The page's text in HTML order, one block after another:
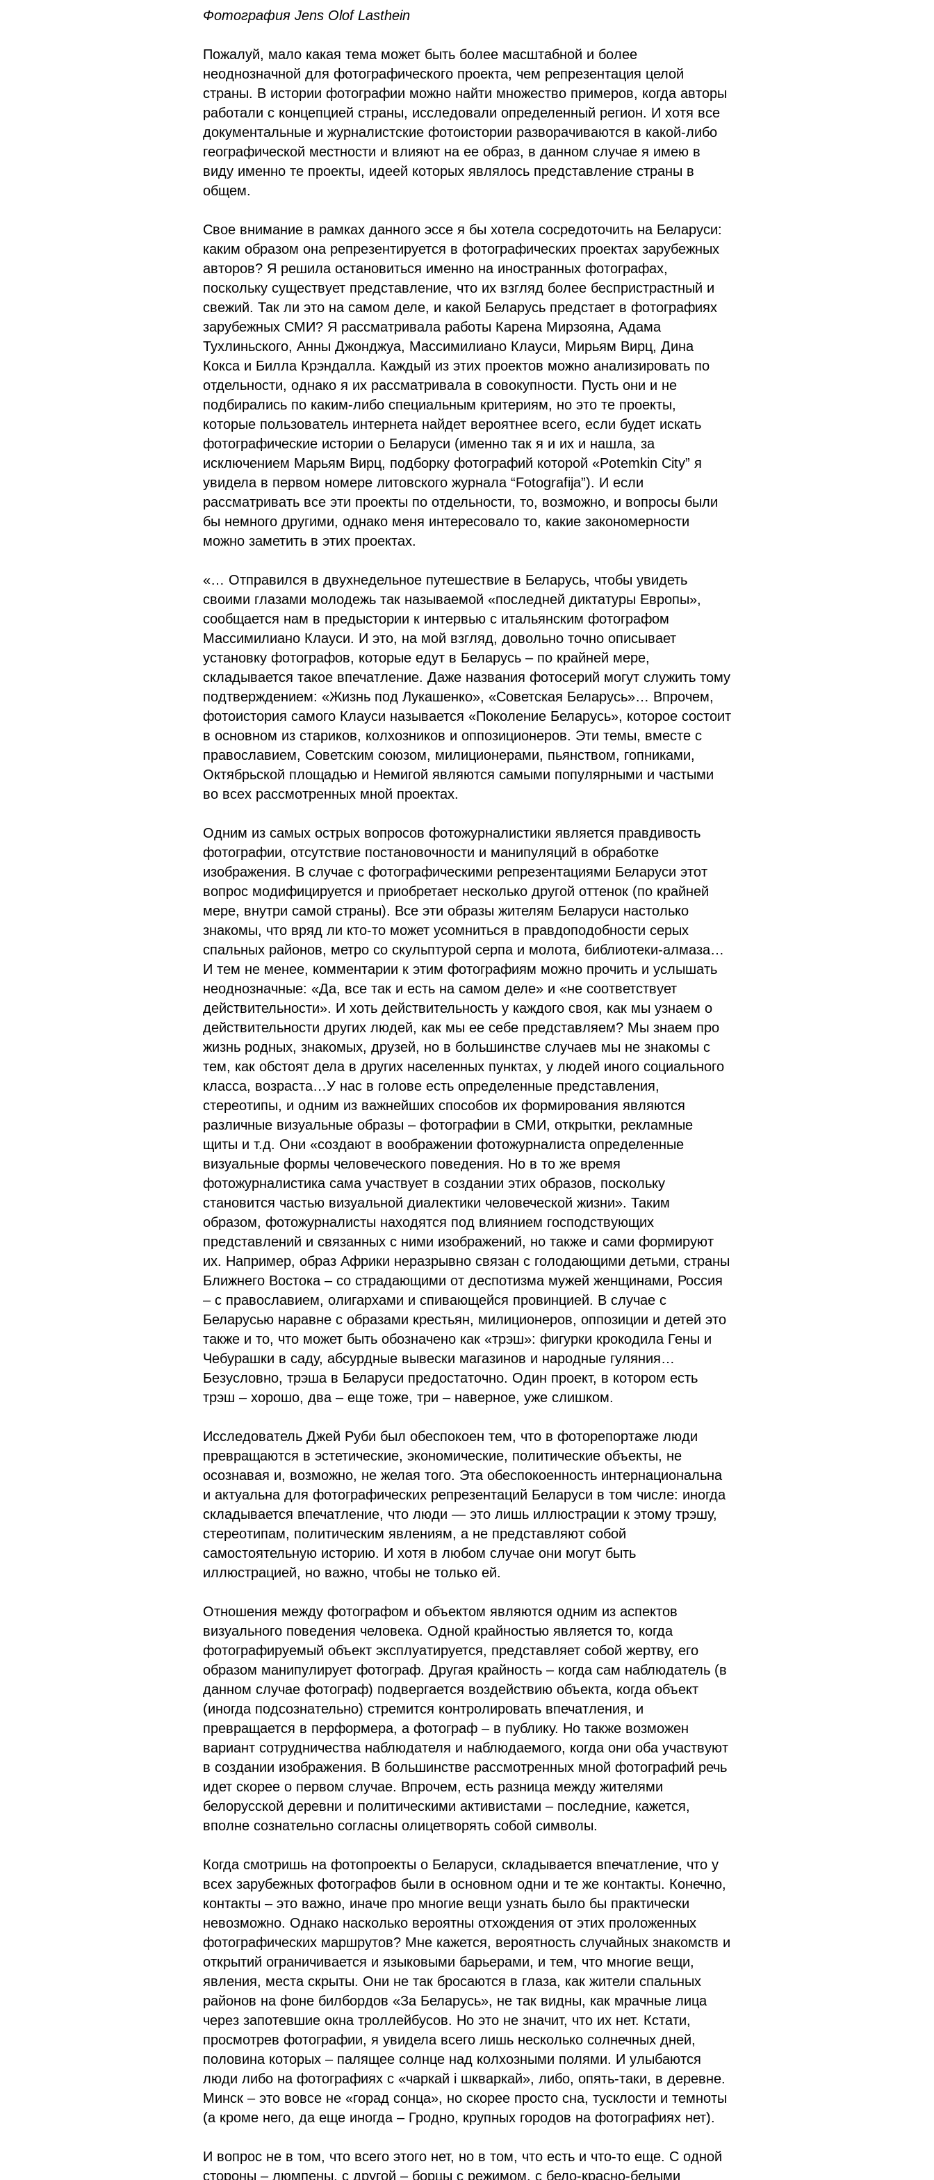
Фотография Jens Olof Lasthein
Пожалуй, мало какая тема может быть более масштабной и более
неоднозначной для фотографического проекта, чем репрезентация целой
страны. В истории фотографии можно найти множество примеров, когда авторы
работали с концепцией страны, исследовали определенный регион. И хотя все
документальные и журналистские фотоистории разворачиваются в какой-либо
географической местности и влияют на ее образ, в данном случае я имею в
виду именно те проекты, идеей которых являлось представление страны в
общем.
Свое внимание в рамках данного эссе я бы хотела сосредоточить на Беларуси:
каким образом она репрезентируется в фотографических проектах зарубежных
авторов? Я решила остановиться именно на иностранных фотографах,
поскольку существует представление, что их взгляд более беспристрастный и
свежий. Так ли это на самом деле, и какой Беларусь предстает в фотографиях
зарубежных СМИ? Я рассматривала работы Карена Мирзояна, Адама
Тухлиньского, Анны Джонджуа, Массимилиано Клауси, Мирьям Вирц, Дина
Кокса и Билла Крэндалла. Каждый из этих проектов можно анализировать по
отдельности, однако я их рассматривала в совокупности. Пусть они и не
подбирались по каким-либо специальным критериям, но это те проекты,
которые пользователь интернета найдет вероятнее всего, если будет искать
фотографические истории о Беларуси (именно так я и их и нашла, за
исключением Марьям Вирц, подборку фотографий которой «Potemkin City” я
увидела в первом номере литовского журнала “Fotografija”). И если
рассматривать все эти проекты по отдельности, то, возможно, и вопросы были
бы немного другими, однако меня интересовало то, какие закономерности
можно заметить в этих проектах.
«… Отправился в двухнедельное путешествие в Беларусь, чтобы увидеть
своими глазами молодежь так называемой «последней диктатуры Европы»,
сообщается нам в предыстории к интервью с итальянским фотографом
Массимилиано Клауси. И это, на мой взгляд, довольно точно описывает
установку фотографов, которые едут в Беларусь – по крайней мере,
складывается такое впечатление. Даже названия фотосерий могут служить тому
подтверждением: «Жизнь под Лукашенко», «Советская Беларусь»… Впрочем,
фотоистория самого Клауси называется «Поколение Беларусь», которое состоит
в основном из стариков, колхозников и оппозиционеров. Эти темы, вместе с
православием, Советским союзом, милиционерами, пьянством, гопниками,
Октябрьской площадью и Немигой являются самыми популярными и частыми
во всех рассмотренных мной проектах.
Одним из самых острых вопросов фотожурналистики является правдивость
фотографии, отсутствие постановочности и манипуляций в обработке
изображения. В случае с фотографическими репрезентациями Беларуси этот
вопрос модифицируется и приобретает несколько другой оттенок (по крайней
мере, внутри самой страны). Все эти образы жителям Беларуси настолько
знакомы, что вряд ли кто-то может усомниться в правдоподобности серых
спальных районов, метро со скульптурой серпа и молота, библиотеки-алмаза…
И тем не менее, комментарии к этим фотографиям можно прочить и услышать
неоднозначные: «Да, все так и есть на самом деле» и «не соответствует
действительности». И хоть действительность у каждого своя, как мы узнаем о
действительности других людей, как мы ее себе представляем? Мы знаем про
жизнь родных, знакомых, друзей, но в большинстве случаев мы не знакомы с
тем, как обстоят дела в других населенных пунктах, у людей иного социального
класса, возраста…У нас в голове есть определенные представления,
стереотипы, и одним из важнейших способов их формирования являются
различные визуальные образы – фотографии в СМИ, открытки, рекламные
щиты и т.д. Они «создают в воображении фотожурналиста определенные
визуальные формы человеческого поведения. Но в то же время
фотожурналистика сама участвует в создании этих образов, поскольку
становится частью визуальной диалектики человеческой жизни». Таким
образом, фотожурналисты находятся под влиянием господствующих
представлений и связанных с ними изображений, но также и сами формируют
их. Например, образ Африки неразрывно связан с голодающими детьми, страны
Ближнего Востока – со страдающими от деспотизма мужей женщинами, Россия
– с православием, олигархами и спивающейся провинцией. В случае с
Беларусью наравне с образами крестьян, милиционеров, оппозиции и детей это
также и то, что может быть обозначено как «трэш»: фигурки крокодила Гены и
Чебурашки в саду, абсурдные вывески магазинов и народные гуляния…
Безусловно, трэша в Беларуси предостаточно. Один проект, в котором есть
трэш – хорошо, два – еще тоже, три – наверное, уже слишком.
Исследователь Джей Руби был обеспокоен тем, что в фоторепортаже люди
превращаются в эстетические, экономические, политические объекты, не
осознавая и, возможно, не желая того. Эта обеспокоенность интернациональна
и актуальна для фотографических репрезентаций Беларуси в том числе: иногда
складывается впечатление, что люди — это лишь иллюстрации к этому трэшу,
стереотипам, политическим явлениям, а не представляют собой
самостоятельную историю. И хотя в любом случае они могут быть
иллюстрацией, но важно, чтобы не только ей.
Отношения между фотографом и объектом являются одним из аспектов
визуального поведения человека. Одной крайностью является то, когда
фотографируемый объект эксплуатируется, представляет собой жертву, его
образом манипулирует фотограф. Другая крайность – когда сам наблюдатель (в
данном случае фотограф) подвергается воздействию объекта, когда объект
(иногда подсознательно) стремится контролировать впечатления, и
превращается в перформера, а фотограф – в публику. Но также возможен
вариант сотрудничества наблюдателя и наблюдаемого, когда они оба участвуют
в создании изображения. В большинстве рассмотренных мной фотографий речь
идет скорее о первом случае. Впрочем, есть разница между жителями
белорусской деревни и политическими активистами – последние, кажется,
вполне сознательно согласны олицетворять собой символы.
Когда смотришь на фотопроекты о Беларуси, складывается впечатление, что у
всех зарубежных фотографов были в основном одни и те же контакты. Конечно,
контакты – это важно, иначе про многие вещи узнать было бы практически
невозможно. Однако насколько вероятны отхождения от этих проложенных
фотографических маршрутов? Мне кажется, вероятность случайных знакомств и
открытий ограничивается и языковыми барьерами, и тем, что многие вещи,
явления, места скрыты. Они не так бросаются в глаза, как жители спальных
районов на фоне билбордов «За Беларусь», не так видны, как мрачные лица
через запотевшие окна троллейбусов. Но это не значит, что их нет. Кстати,
просмотрев фотографии, я увидела всего лишь несколько солнечных дней,
половина которых – палящее солнце над колхозными полями. И улыбаются
люди либо на фотографиях с «чаркай i шкваркай», либо, опять-таки, в деревне.
Минск – это вовсе не «горад сонца», но скорее просто сна, тусклости и темноты
(а кроме него, да еще иногда – Гродно, крупных городов на фотографиях нет).
И вопрос не в том, что всего этого нет, но в том, что есть и что-то еще. С одной
стороны – люмпены, с другой – борцы с режимом, с бело-красно-белыми